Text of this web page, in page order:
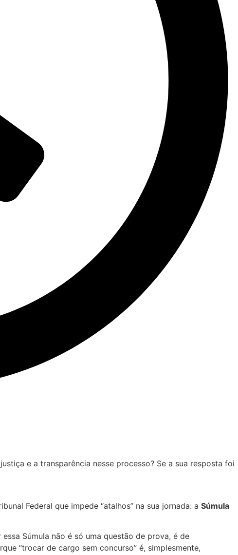
e a transparência nesse processo? Se a sua resposta foi
Federal que impede “atalhos” na sua jornada: a Súmula
Súmula não é só uma questão de prova, é de
“trocar de cargo sem concurso” é, simplesmente,